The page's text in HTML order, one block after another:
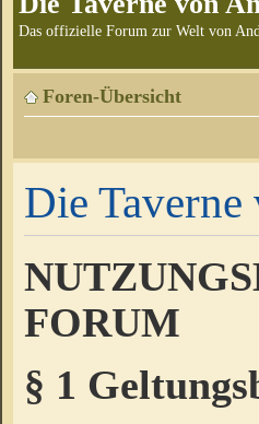
Das offizielle Forum zur Welt von
Foren-Übersicht
Die
FORUM
§ 1